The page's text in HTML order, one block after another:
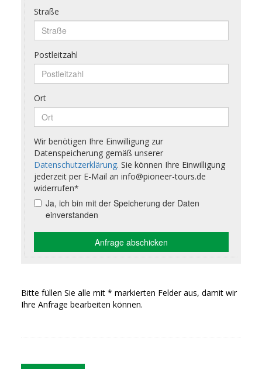
Bitte füllen Sie alle mit * markierten Felder aus, damit wir
Ihre Anfrage bearbeiten können.